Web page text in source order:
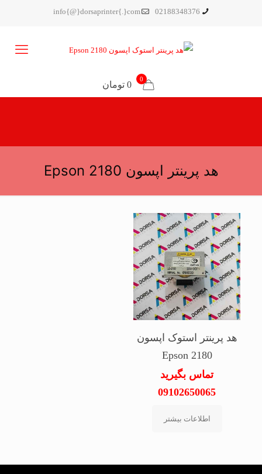
02188348376
info{@}dorsaprinter{.}com
0
0 تومان
هد پرینتر اپسون Epson 2180
هد پرینتر استوک اپسون
Epson 2180
تماس بگیرید
09102650065
اطلاعات بیشتر